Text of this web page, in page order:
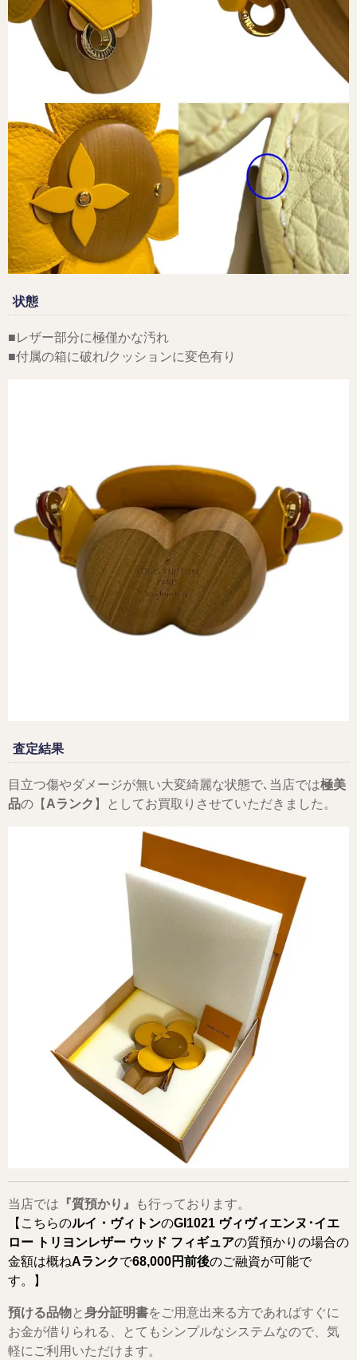
状態
■レザー部分に極僅かな汚れ
■付属の箱に破れ/クッションに変色有り
査定結果
目立つ傷やダメージが無い大変綺麗な状態で､当店では極美
品の【 Aランク 】としてお買取りさせていただきました。
当店では 『質預かり』
も行っております。
【こちらのルイ・ヴィトンのGI1021 ヴィヴィエンヌ･イエ
ロー トリヨンレザー ウッド フィギュアの質預かりの場合の
金額は概ねAランクで68,000円前後のご融資が可能で
す。】
預ける品物と身分証明書をご用意出来る方であればすぐに
お金が借りられる、とてもシンプルなシステムなので、気
軽にご利用いただけます。